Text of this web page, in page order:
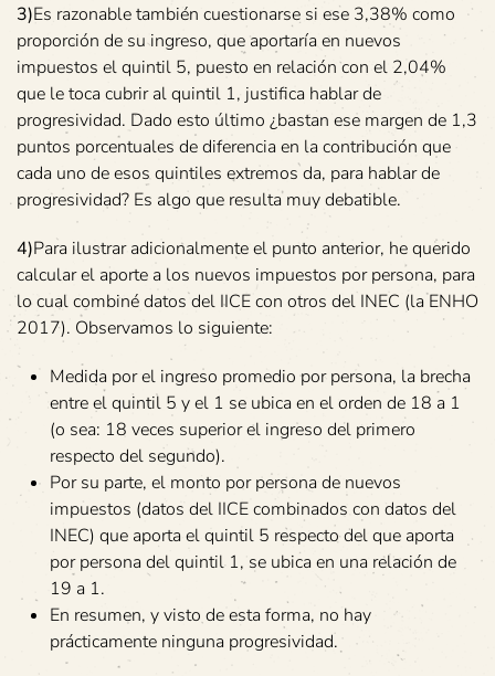
3)Es razonable también cuestionarse si ese 3,38% como
proporción de su ingreso, que aportaría en nuevos
impuestos el quintil 5, puesto en relación con el 2,04%
que le toca cubrir al quintil 1, justifica hablar de
progresividad. Dado esto último ¿bastan ese margen de 1,3
puntos porcentuales de diferencia en la contribución que
cada uno de esos quintiles extremos da, para hablar de
progresividad? Es algo que resulta muy debatible.
4)Para ilustrar adicionalmente el punto anterior, he querido
calcular el aporte a los nuevos impuestos por persona, para
lo cual combiné datos del IICE con otros del INEC (la ENHO
2017). Observamos lo siguiente:
Medida por el ingreso promedio por persona, la brecha
entre el quintil 5 y el 1 se ubica en el orden de 18 a 1
(o sea: 18 veces superior el ingreso del primero
respecto del segundo).
Por su parte, el monto por persona de nuevos
impuestos (datos del IICE combinados con datos del
INEC) que aporta el quintil 5 respecto del que aporta
por persona del quintil 1, se ubica en una relación de
19 a 1.
En resumen, y visto de esta forma, no hay
prácticamente ninguna progresividad.